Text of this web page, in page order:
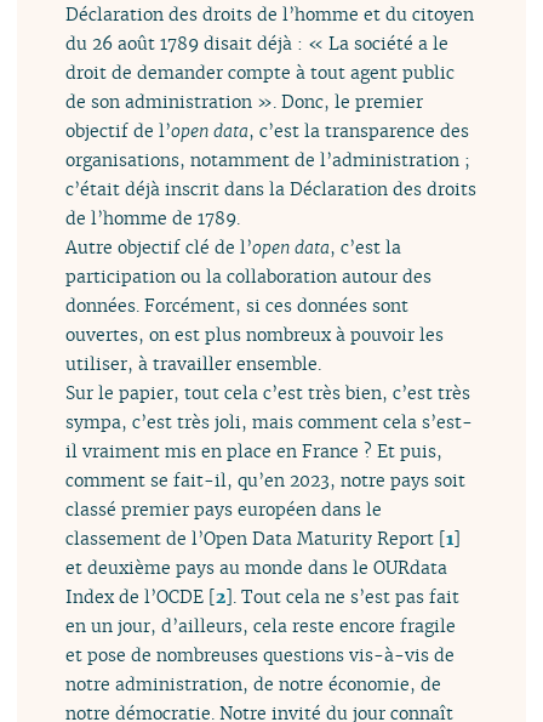
Déclaration des droits de l’homme et du citoyen
du 26 août 1789 disait déjà : « La société a le
droit de demander compte à tout agent public
de son administration ». Donc, le premier
objectif de l’open data, c’est la transparence des
organisations, notamment de l’administration ;
c’était déjà inscrit dans la Déclaration des droits
de l’homme de 1789.
Autre objectif clé de l’open data, c’est la
participation ou la collaboration autour des
données. Forcément, si ces données sont
ouvertes, on est plus nombreux à pouvoir les
utiliser, à travailler ensemble.
Sur le papier, tout cela c’est très bien, c’est très
sympa, c’est très joli, mais comment cela s’est-
il vraiment mis en place en France ? Et puis,
comment se fait-il, qu’en 2023, notre pays soit
classé premier pays européen dans le
classement de l’Open Data Maturity Report [1]
et deuxième pays au monde dans le OURdata
Index de l’OCDE [2]. Tout cela ne s’est pas fait
en un jour, d’ailleurs, cela reste encore fragile
et pose de nombreuses questions vis-à-vis de
notre administration, de notre économie, de
notre démocratie. Notre invité du jour connaît